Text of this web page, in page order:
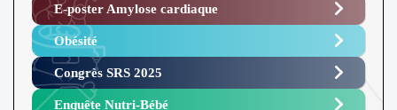
E-poster Amylose cardiaque ​
Obésité ​
Congrès SRS 2025 ​
Enquête Nutri-Bébé ​